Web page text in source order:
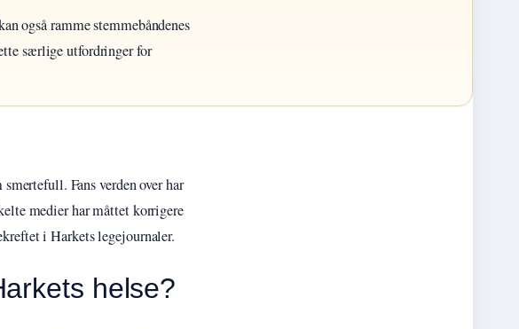
også ramme stemmebåndenes
særlige utfordringer for
Fans verden over har
medier har måttet korrigere
i Harkets legejournaler.
helse?